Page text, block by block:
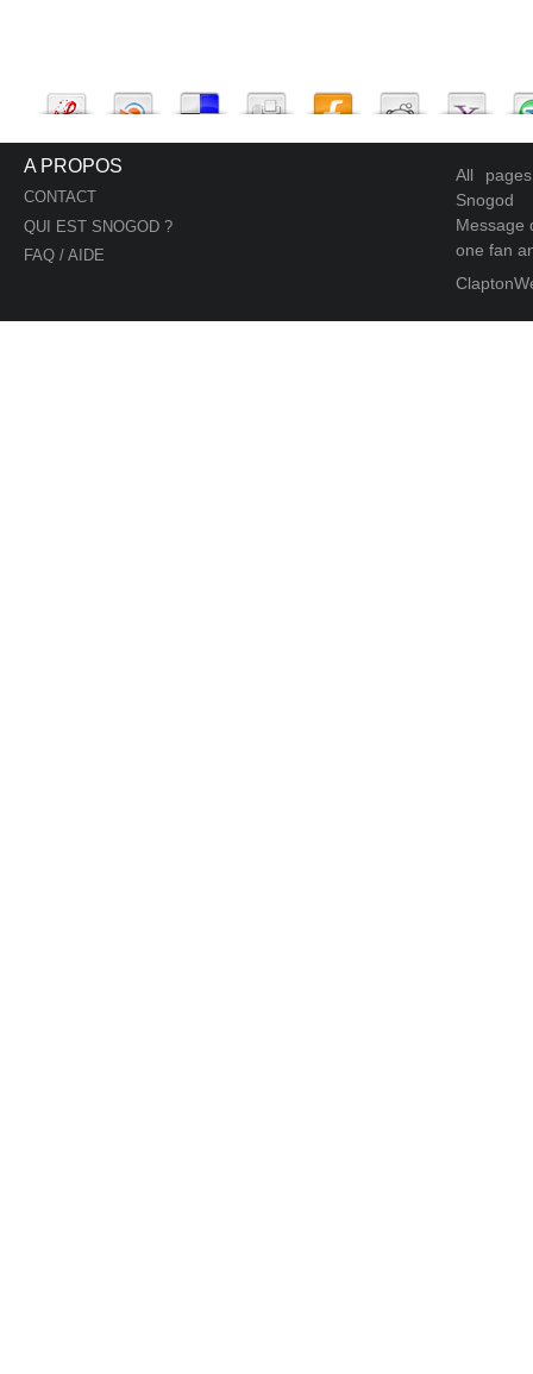
A PROPOS
CONTACT
QUI EST SNOGOD ?
FAQ / AIDE
All
Snogod
Message
one fan